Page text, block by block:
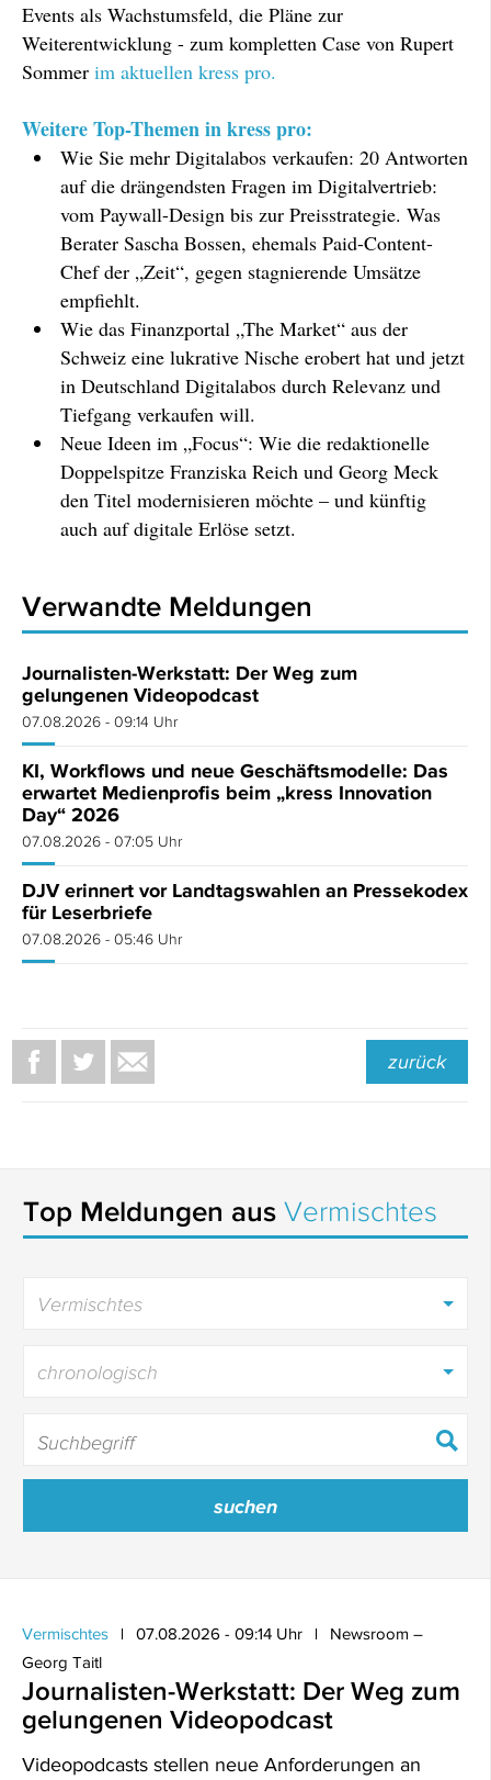
Events als Wachstumsfeld, die Pläne zur
Weiterentwicklung - zum kompletten Case von Rupert
Sommer im aktuellen kress pro.
Weitere Top-Themen in kress pro:
Wie Sie mehr Digitalabos verkaufen: 20 Antworten
auf die drängendsten Fragen im Digitalvertrieb:
vom Paywall-Design bis zur Preisstrategie. Was
Berater Sascha Bossen, ehemals Paid-Content-
Chef der „Zeit“, gegen stagnierende Umsätze
empfiehlt.
Wie das Finanzportal „The Market“ aus der
Schweiz eine lukrative Nische erobert hat und jetzt
in Deutschland Digitalabos durch Relevanz und
Tiefgang verkaufen will.
Neue Ideen im „Focus“: Wie die redaktionelle
Doppelspitze Franziska Reich und Georg Meck
den Titel modernisieren möchte – und künftig
auch auf digitale Erlöse setzt.
Verwandte Meldungen
Journalisten-Werkstatt: Der Weg zum
gelungenen Videopodcast
07.08.2026 - 09:14 Uhr
KI, Workflows und neue Geschäftsmodelle: Das
erwartet Medienprofis beim „kress Innovation
Day“ 2026
07.08.2026 - 07:05 Uhr
DJV erinnert vor Landtagswahlen an Pressekodex
für Leserbriefe
07.08.2026 - 05:46 Uhr
zurück
Top Meldungen aus Vermischtes
Vermischtes
chronologisch
Vermischtes 07.08.2026 - 09:14 Uhr
Newsroom –
Georg Taitl
Journalisten-Werkstatt: Der Weg zum
gelungenen Videopodcast
Videopodcasts stellen neue Anforderungen an